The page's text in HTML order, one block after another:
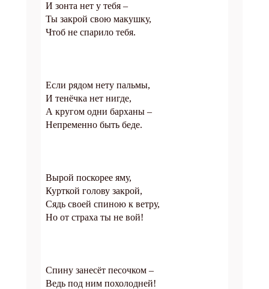
И зонта нет у тебя –
Ты закрой свою макушку,
Чтоб не спарило тебя.
Если рядом нету пальмы,
И тенёчка нет нигде,
А кругом одни барханы –
Непременно быть беде.
Вырой поскорее яму,
Курткой голову закрой,
Сядь своей спиною к ветру,
Но от страха ты не вой!
Спину занесёт песочком –
Ведь под ним похолодней!